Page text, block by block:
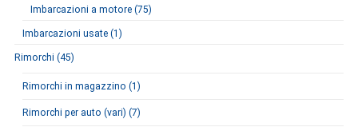
Imbarcazioni a motore (75)
Imbarcazioni usate (1)
Rimorchi (45)
Rimorchi in magazzino (1)
Rimorchi per auto (vari) (7)